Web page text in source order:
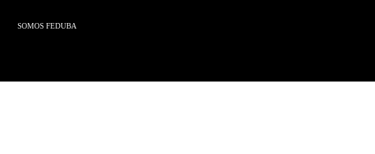
SOMOS FEDUBA